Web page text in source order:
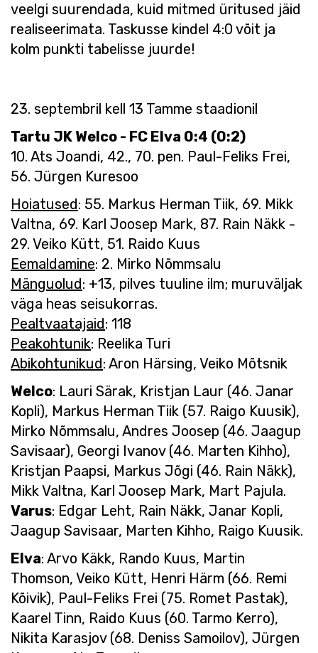
veelgi suurendada, kuid mitmed üritused jäid
realiseerimata. Taskusse kindel 4:0 võit ja
kolm punkti tabelisse juurde!
23. septembril kell 13 Tamme staadionil
Tartu JK Welco - FC Elva 0:4 (0:2)
10. Ats Joandi, 42., 70. pen. Paul-Feliks Frei,
56. Jürgen Kuresoo
Hoiatused: 55. Markus Herman Tiik, 69. Mikk
Valtna, 69. Karl Joosep Mark, 87. Rain Näkk -
29. Veiko Kütt, 51. Raido Kuus
Eemaldamine: 2. Mirko Nõmmsalu
Mänguolud: +13, pilves tuuline ilm; muruväljak
väga heas seisukorras.
Pealtvaatajaid: 118
Peakohtunik: Reelika Turi
Abikohtunikud: Aron Härsing, Veiko Mõtsnik
Welco: Lauri Särak, Kristjan Laur (46. Janar
Kopli), Markus Herman Tiik (57. Raigo Kuusik),
Mirko Nõmmsalu, Andres Joosep (46. Jaagup
Savisaar), Georgi Ivanov (46. Marten Kihho),
Kristjan Paapsi, Markus Jõgi (46. Rain Näkk),
Mikk Valtna, Karl Joosep Mark, Mart Pajula.
Varus: Edgar Leht, Rain Näkk, Janar Kopli,
Jaagup Savisaar, Marten Kihho, Raigo Kuusik.
Elva: Arvo Käkk, Rando Kuus, Martin
Thomson, Veiko Kütt, Henri Härm (66. Remi
Kõivik), Paul-Feliks Frei (75. Romet Pastak),
Kaarel Tinn, Raido Kuus (60. Tarmo Kerro),
Nikita Karasjov (68. Deniss Samoilov), Jürgen